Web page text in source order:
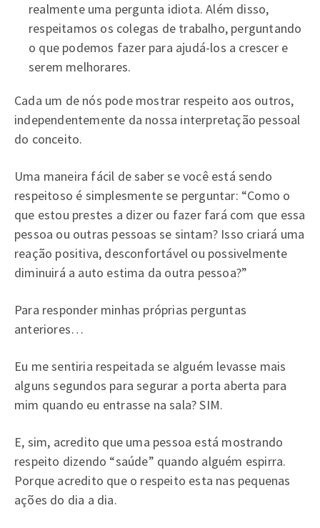
realmente uma pergunta idiota. Além disso,
respeitamos os colegas de trabalho, perguntando
o que podemos fazer para ajudá-los a crescer e
serem melhorares.
Cada um de nós pode mostrar respeito aos outros,
independentemente da nossa interpretação pessoal
do conceito.
Uma maneira fácil de saber se você está sendo
respeitoso é simplesmente se perguntar: “Como o
que estou prestes a dizer ou fazer fará com que essa
pessoa ou outras pessoas se sintam? Isso criará uma
reação positiva, desconfortável ou possivelmente
diminuirá a auto estima da outra pessoa?”
Para responder minhas próprias perguntas
anteriores…
Eu me sentiria respeitada se alguém levasse mais
alguns segundos para segurar a porta aberta para
mim quando eu entrasse na sala? SIM.
E, sim, acredito que uma pessoa está mostrando
respeito dizendo “saúde” quando alguém espirra.
Porque acredito que o respeito esta nas pequenas
ações do dia a dia.